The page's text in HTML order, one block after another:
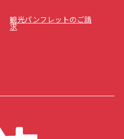
観光パンフレットのご請
求